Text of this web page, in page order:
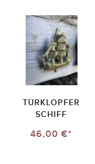
TÜRKLOPFER
SCHIFF
46,00 €*